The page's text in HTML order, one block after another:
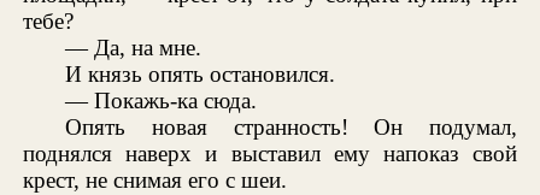
тебе?
— Да, на мне.
И князь опять остановился.
— Покажь-ка сюда.
Опять новая странность! Он подумал,
поднялся наверх и выставил ему напоказ свой
крест, не снимая его с шеи.